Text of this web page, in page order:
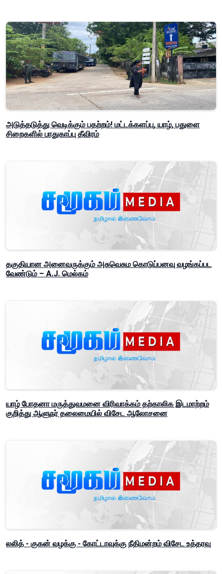
அடுத்தடுத்து வெடிக்கும் பதற்றம்! மட்டக்களப்பு, யாழ், பதுளை
சிறைகளில் பாதுகாப்பு தீவிரம்
தகுதியான அனைவருக்கும் அசுவெசும கொடுப்பனவு வழங்கப்பட
வேண்டும் – A.J. மெல்கம்
யாழ் போதனா மருத்துவமனை விரிவாக்கம் தற்காலிக இடமாற்றம்
குறித்து ஆளுநர் தலைமையில் விசேட ஆலோசனை
லலித் - குகன் வழக்கு - கோட்டாவுக்கு நீதிமன்றம் விசேட உத்தரவு